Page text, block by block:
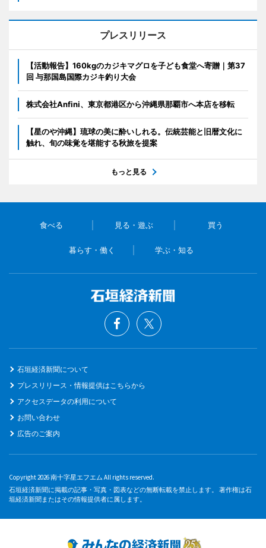
プレスリリース
【活動報告】160kgのカジキマグロを子ども食堂へ寄贈｜第37
回 与那国島国際カジキ釣り大会
株式会社Anfini、東京都港区から沖縄県那覇市へ本店を移転
【星のや沖縄】琉球の美に酔いしれる。伝統芸能と旧暦文化に
触れ、旬の味覚を堪能する秋旅を提案
もっと見る
食べる 見る・遊ぶ 買う
暮らす・働く 学ぶ・知る
石垣経済新聞について
プレスリリース・情報提供はこちらから
アクセスデータの利用について
お問い合わせ
広告のご案内
Copyright 2026 南十字星エフエム All rights reserved.
石垣経済新聞に掲載の記事・写真・図表などの無断転載を禁止します。 著作権は石
垣経済新聞またはその情報提供者に属します。